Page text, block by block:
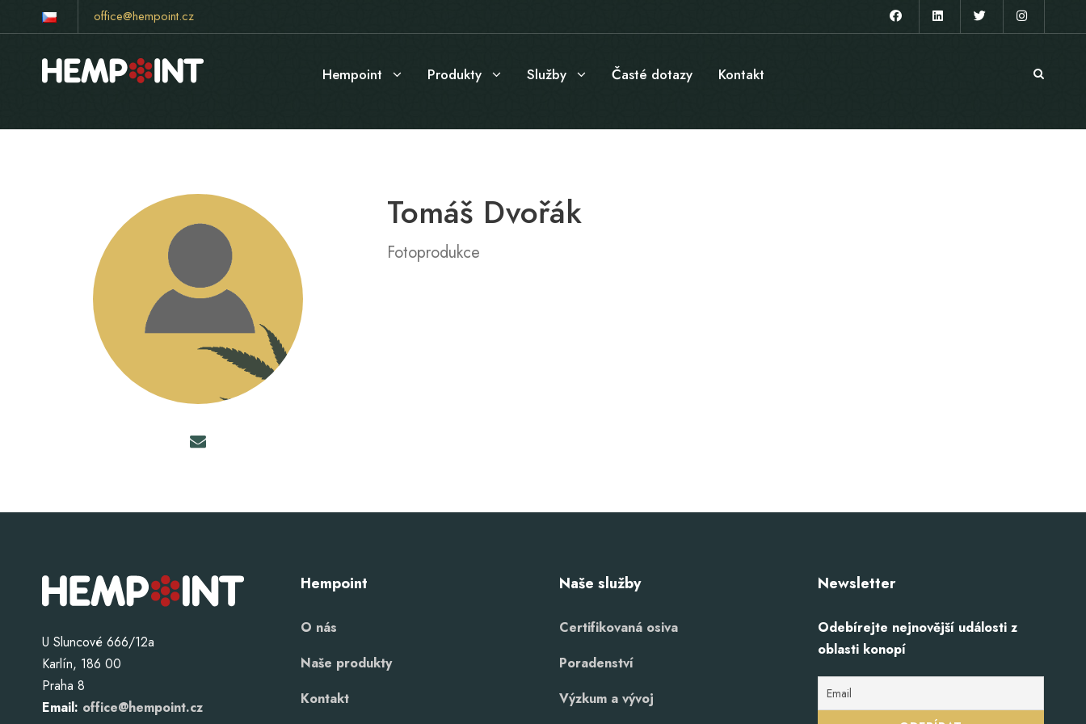
office@hempoint.cz
Hempoint Produkty Služby Časté dotazy Kontakt
Tomáš Dvořák
Fotoprodukce
U Sluncové 666/12a
Karlín, 186 00
Praha 8
Email: office@hempoint.cz
Hempoint
O nás
Naše produkty
Kontakt
Naše služby
Certifikovaná osiva
Poradenství
Výzkum a vývoj
Newsletter
Odebírejte nejnovější události z
oblasti konopí